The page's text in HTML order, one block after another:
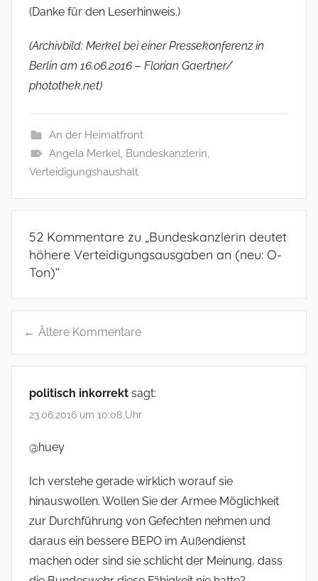
(Danke für den Leserhinweis.)
(Archivbild: Merkel bei einer Pressekonferenz in
Berlin am 16.06.2016 – Florian Gaertner/
photothek.net)
An der Heimatfront
Angela Merkel, Bundeskanzlerin,
Verteidigungshaushalt
52 Kommentare zu „Bundeskanzlerin deutet
höhere Verteidigungsausgaben an (neu: O-
Ton)“
K
m
e
n
t
a
r
Ältere Kommentare
politisch inkorrekt sagt:
23.06.2016 um 10:08 Uhr
@huey
Ich verstehe gerade wirklich worauf sie
hinauswollen. Wollen Sie der Armee Möglichkeit
zur Durchführung von Gefechten nehmen und
daraus ein bessere BEPO im Außendienst
machen oder sind sie schlicht der Meinung, dass